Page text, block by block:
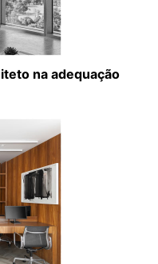
na adequação